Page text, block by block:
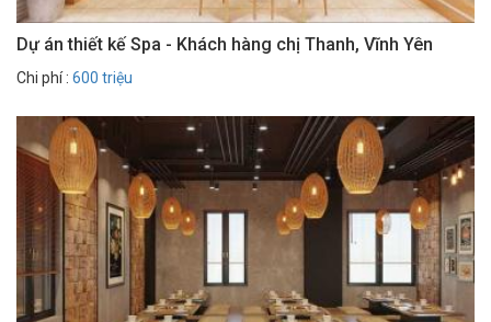
Dự án thiết kế Spa - Khách hàng chị Thanh, Vĩnh Yên
Chi phí : 600 triệu